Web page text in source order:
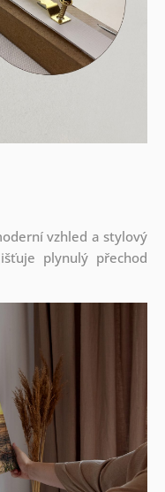
vzhled a stylový
plynulý přechod